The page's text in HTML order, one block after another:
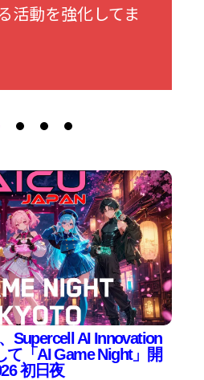
活動を強化してま
Supercell AI Innovation
て「AI Game Night」開
初日夜